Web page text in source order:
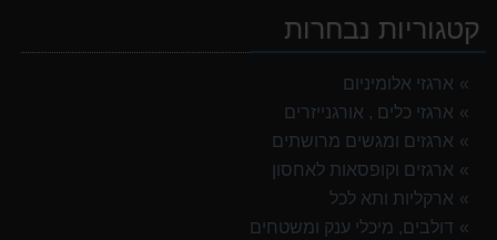
קטגוריות נבחרות
ארגזי אלומיניום
ארגזי כלים , אורגנייזרים
ארגזים ומגשים מרושתים
ארגזים וקופסאות לאחסון
ארקליות ותא לכל
דולבים, מיכלי ענק ומשטחים